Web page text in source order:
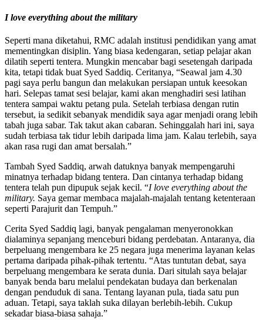
I love everything about the military
Seperti mana diketahui, RMC adalah institusi pendidikan yang amat
mementingkan disiplin. Yang biasa kedengaran, setiap pelajar akan
dilatih seperti tentera. Mungkin mencabar bagi sesetengah daripada
kita, tetapi tidak buat Syed Saddiq. Ceritanya, “Seawal jam 4.30
pagi saya perlu bangun dan melakukan persiapan untuk keesokan
hari. Selepas tamat sesi belajar, kami akan menghadiri sesi latihan
tentera sampai waktu petang pula. Setelah terbiasa dengan rutin
tersebut, ia sedikit sebanyak mendidik saya agar menjadi orang lebih
tabah juga sabar. Tak takut akan cabaran. Sehinggalah hari ini, saya
sudah terbiasa tak tidur lebih daripada lima jam. Kalau terlebih, saya
akan rasa rugi dan amat bersalah.”
Tambah Syed Saddiq, arwah datuknya banyak mempengaruhi
minatnya terhadap bidang tentera. Dan cintanya terhadap bidang
tentera telah pun dipupuk sejak kecil. “I love everything about the
military. Saya gemar membaca majalah-majalah tentang ketenteraan
seperti Parajurit dan Tempuh.”
Cerita Syed Saddiq lagi, banyak pengalaman menyeronokkan
dialaminya sepanjang menceburi bidang perdebatan. Antaranya, dia
berpeluang mengembara ke 25 negara juga menerima layanan kelas
pertama daripada pihak-pihak tertentu. “Atas tuntutan debat, saya
berpeluang mengembara ke serata dunia. Dari situlah saya belajar
banyak benda baru melalui pendekatan budaya dan berkenalan
dengan penduduk di sana. Tentang layanan pula, tiada satu pun
aduan. Tetapi, saya taklah suka dilayan berlebih-lebih. Cukup
sekadar biasa-biasa sahaja.”